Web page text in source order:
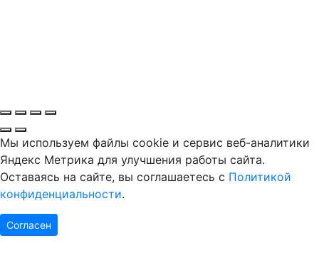
Мы используем файлы cookie и сервис веб-аналитики
Яндекс Метрика для улучшения работы сайта.
Оставаясь на сайте, вы соглашаетесь с Политикой
конфиденциальности.
Согласен